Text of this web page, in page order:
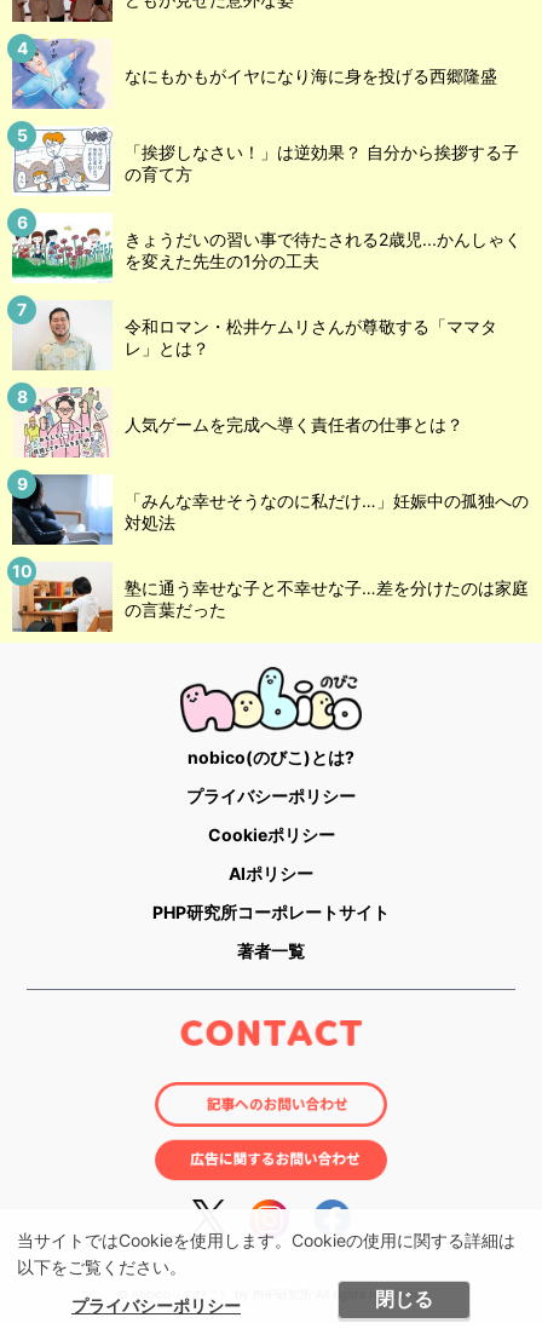
当サイトではCookieを使用します。Cookieの使用に関する詳細は
以下をご覧ください。
プライバシーポリシー
閉じる
なにもかもがイヤになり海に身を投げる西郷隆盛
「挨拶しなさい！」は逆効果？ 自分から挨拶する子
の育て方
きょうだいの習い事で待たされる2歳児...かんしゃく
を変えた先生の1分の工夫
令和ロマン・松井ケムリさんが尊敬する「ママタ
レ」とは？
人気ゲームを完成へ導く責任者の仕事とは？
「みんな幸せそうなのに私だけ…」妊娠中の孤独への
対処法
塾に通う幸せな子と不幸せな子…差を分けたのは家庭
の言葉だった
nobico(のびこ)とは?
プライバシーポリシー
Cookieポリシー
AIポリシー
PHP研究所コーポレートサイト
著者一覧
© nobico（のびこ） by PHP研究所 All rights reserved.